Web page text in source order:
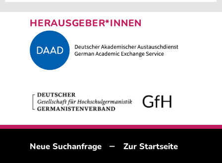
HERAUSGEBER*INNEN
Neue Suchanfrage – Zur Startseite